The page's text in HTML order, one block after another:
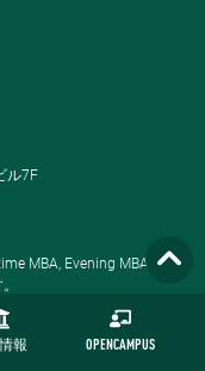
報 OPENCAMPUS
ル7F
MBA, Evening MBA,